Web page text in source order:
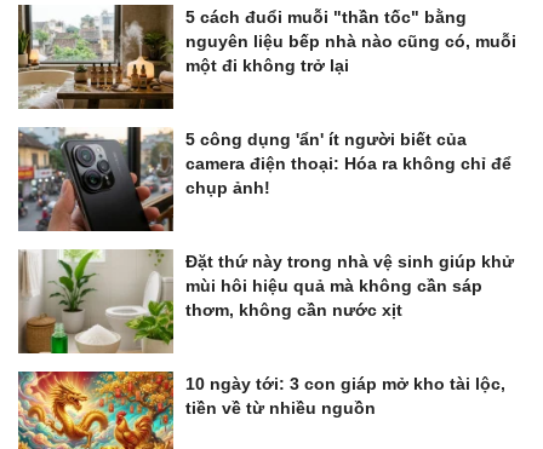
5 cách đuổi muỗi "thần tốc" bằng
nguyên liệu bếp nhà nào cũng có, muỗi
một đi không trở lại
5 công dụng 'ẩn' ít người biết của
camera điện thoại: Hóa ra không chỉ để
chụp ảnh!
Đặt thứ này trong nhà vệ sinh giúp khử
mùi hôi hiệu quả mà không cần sáp
thơm, không cần nước xịt
10 ngày tới: 3 con giáp mở kho tài lộc,
tiền về từ nhiều nguồn